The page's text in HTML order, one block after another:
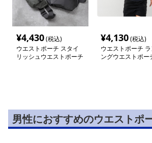
¥4,430(税込)
ウエストポーチ スタイ
リッシュウエストポーチ
¥4,130(税込)
ウエストポーチ
ングウエストポー
男性におすすめのウエストポ